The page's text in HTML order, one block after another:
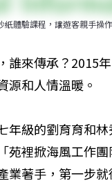
體驗課程，讓遊客親手操作
誰來傳承？2015
源和人情溫暖。
年級的劉育育和
苑裡掀海風工作
著手，第一步就